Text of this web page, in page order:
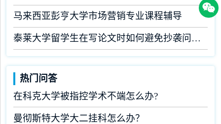
马来西亚彭亨大学市场营销专业课程辅导
泰莱大学留学生在写论文时如何避免抄袭问题？
热门问答
在科克大学被指控学术不端怎么办?
曼彻斯特大学大二挂科怎么办？